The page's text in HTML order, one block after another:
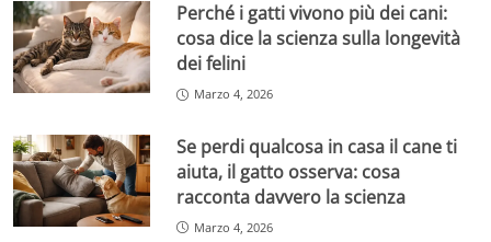
Perché i gatti vivono più dei cani:
cosa dice la scienza sulla longevità
dei felini
Marzo 4, 2026
Se perdi qualcosa in casa il cane ti
aiuta, il gatto osserva: cosa
racconta davvero la scienza
Marzo 4, 2026